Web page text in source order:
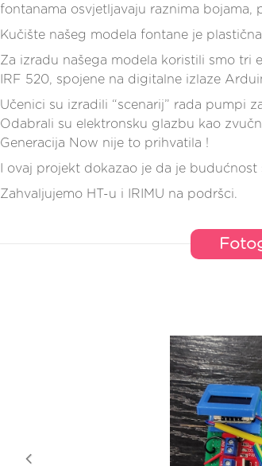
fontanama osvjetljavaju raznima
Kučište našeg modela fontane je
Za izradu našega modela koristili smo tri
IRF 520, spojene na digitalne izlaze
Učenici su izradili “scenarij” rada pumpi
Odabrali su elektronsku glazbu kao
Generacija Now nije to prihvatila !
I ovaj projekt dokazao je da je
Zahvaljujemo HT-u i IRIMU na podršci.